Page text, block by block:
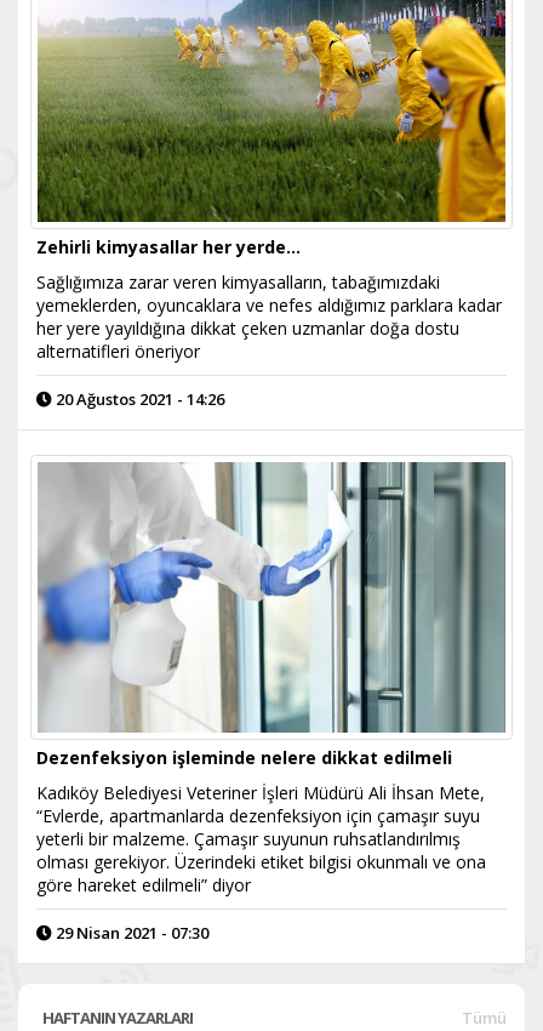
Zehirli kimyasallar her yerde...
Sağlığımıza zarar veren kimyasalların, tabağımızdaki
yemeklerden, oyuncaklara ve nefes aldığımız parklara kadar
her yere yayıldığına dikkat çeken uzmanlar doğa dostu
alternatifleri öneriyor
20 Ağustos 2021 - 14:26
Dezenfeksiyon işleminde nelere dikkat edilmeli
Kadıköy Belediyesi Veteriner İşleri Müdürü Ali İhsan Mete,
“Evlerde, apartmanlarda dezenfeksiyon için çamaşır suyu
yeterli bir malzeme. Çamaşır suyunun ruhsatlandırılmış
olması gerekiyor. Üzerindeki etiket bilgisi okunmalı ve ona
göre hareket edilmeli” diyor
29 Nisan 2021 - 07:30
HAFTANIN YAZARLARI Tümü